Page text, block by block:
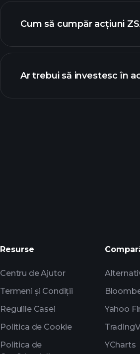
Cum să cumpăr acțiuni
Ar trebui să investesc în
Portofoliile miliardarilor
Resurse
Centru de Ajutor
Termeni și Condiții
Regulile Casei
Politica de Cookie
Politica de
Yahoo
YCharts